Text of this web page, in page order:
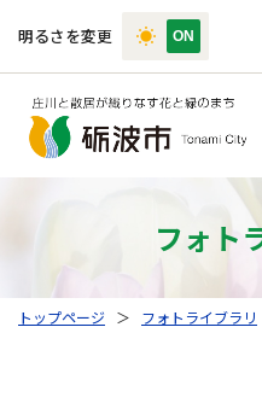
明るさを変更
フォト
トップページ ＞ フォトライブラリ